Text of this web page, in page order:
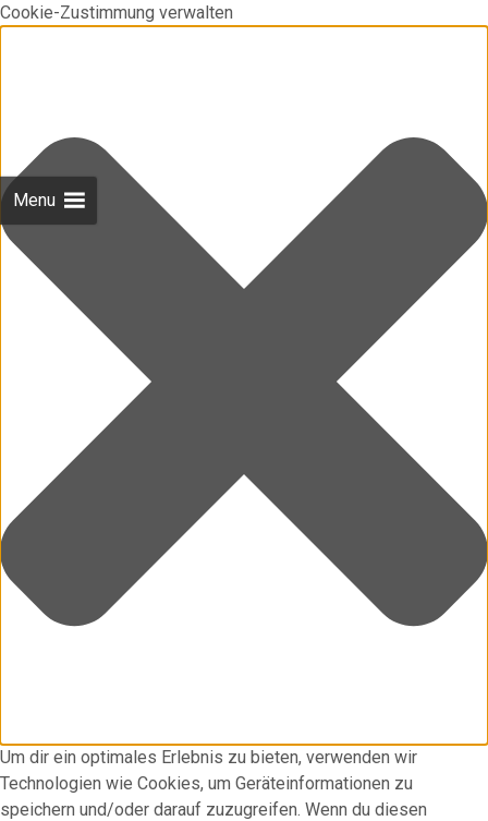
Cookie-Zustimmung verwalten
Um dir ein optimales Erlebnis zu bieten, verwenden wir
Technologien wie Cookies, um Geräteinformationen zu
speichern und/oder darauf zuzugreifen. Wenn du diesen
Menu